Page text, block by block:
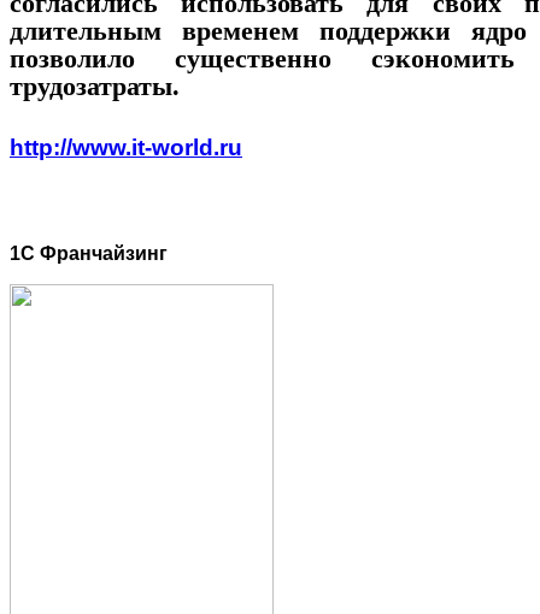
длительным временем поддержки ядро
позволило существенно
трудозатраты.
http://www.it-world.ru
1C Франчайзинг